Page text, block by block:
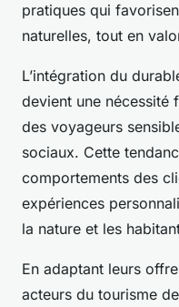
pratiques qui
naturelles, tout en
L’intégration du
devient une nécessité
des voyageurs
sociaux. Cette
comportements des
expériences
la nature et les
En adaptant leurs
acteurs du tourisme